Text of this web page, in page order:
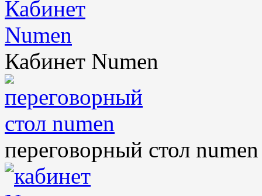
Кабинет Numen
переговорный стол numen